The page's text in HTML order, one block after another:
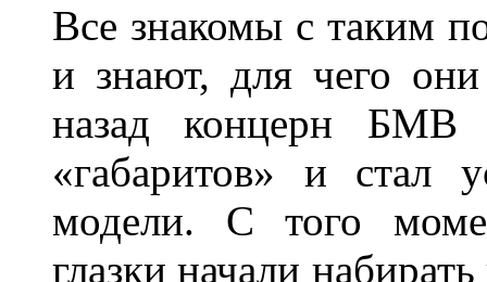
Все знакомы с таким
и знают, для чего
назад концерн БМВ
«габаритов» и стал
модели. С того
глазки начали